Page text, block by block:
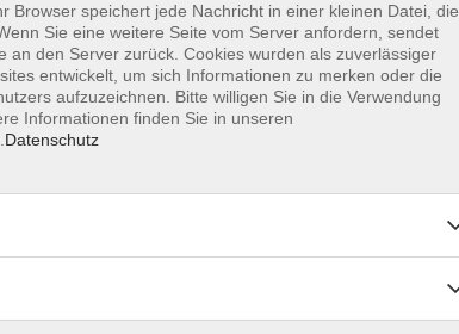
Datenschutzerklärung Barrierefreiheitserklärung
Browser speichert jede Nachricht in einer kleinen Datei, die
Sie eine weitere Seite vom Server anfordern, sendet
an den Server zurück. Cookies wurden als zuverlässiger
entwickelt, um sich Informationen zu merken oder die
aufzuzeichnen. Bitte willigen Sie in die Verwendung
Informationen finden Sie in unseren
Datenschutz